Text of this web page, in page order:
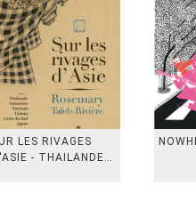
LES RIVAGES
- THAILANDE,